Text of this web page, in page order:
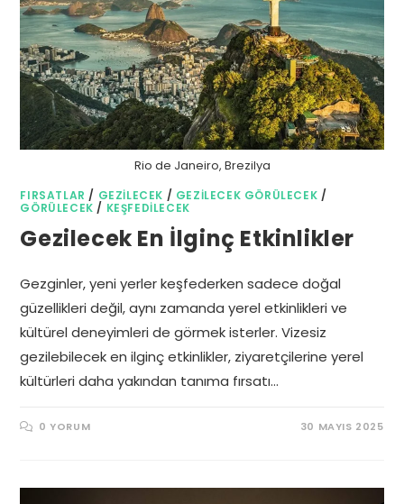
Rio de Janeiro, Brezilya
FIRSATLAR / GEZILECEK / GEZILECEK GÖRÜLECEK /
GÖRÜLECEK / KEŞFEDILECEK
Gezilecek En İlginç Etkinlikler
Gezginler, yeni yerler keşfederken sadece doğal
güzellikleri değil, aynı zamanda yerel etkinlikleri ve
kültürel deneyimleri de görmek isterler. Vizesiz
gezilebilecek en ilginç etkinlikler, ziyaretçilerine yerel
kültürleri daha yakından tanıma fırsatı…
0 YORUM 30 MAYIS 2025